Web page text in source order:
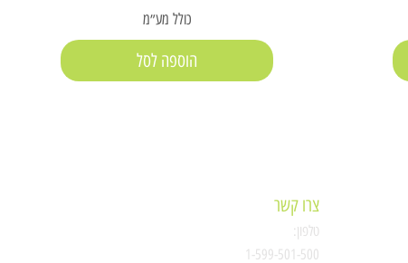
כולל מע״מ
הוספה לסל
צרו קשר
טלפון:
1-599-501-500